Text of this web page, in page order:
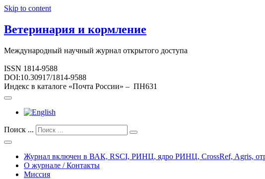
Skip to content
Ветеринария и кормление
Международный научный журнал открытого доступа
ISSN 1814-9588
DOI:10.30917/1814-9588
Индекс в каталоге «Почта России» – ПН631
Поиск ...
Журнал включен в ВАК, RSCI, РИНЦ, ядро РИНЦ, CrossRef, Agris,
О журнале / Контакты
Миссия